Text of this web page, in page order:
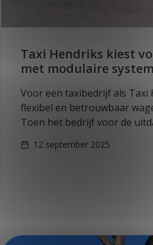
Taxi Hendriks kiest
met modulaire
Voor een taxibedrijf als Taxi
flexibel en betrouwbaar
Toen het bedrijf voor de
multifunctionele,
12 september 2025